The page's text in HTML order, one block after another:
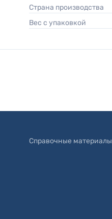
Страна производства
Вес с упаковкой
Справочные материалы